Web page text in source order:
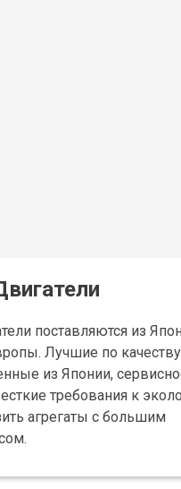
поставляются из
Лучшие по качеству
из Японии,
требования к
агрегаты с большим